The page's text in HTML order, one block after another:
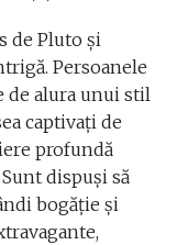
de Pluto și
Persoanele
de alura unui stil
captivați de
profundă
dispuși să
bogăție și